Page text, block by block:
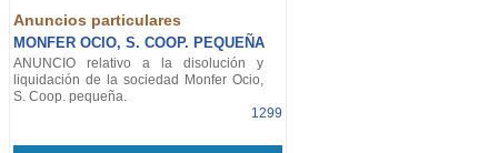
Anuncios particulares
MONFER OCIO, S. COOP. PEQUEÑA
ANUNCIO relativo a la disolución y
liquidación de la sociedad Monfer Ocio,
S. Coop. pequeña.
1299